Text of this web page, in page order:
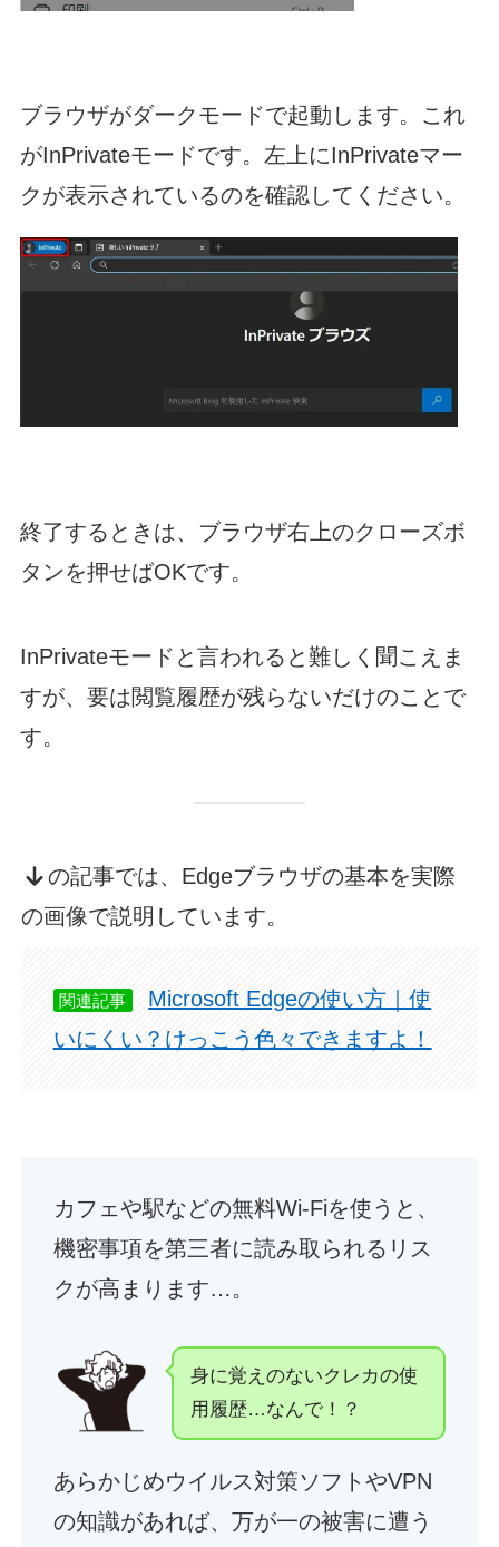
ブラウザがダークモードで起動します。これ
がInPrivateモードです。左上にInPrivateマー
クが表示されているのを確認してください。
終了するときは、ブラウザ右上のクローズボ
タンを押せばOKです。
InPrivateモードと言われると難しく聞こえま
すが、要は閲覧履歴が残らないだけのことで
す。
の記事では、Edgeブラウザの基本を実際
の画像で説明しています。
関連記事
Microsoft Edgeの使い方｜使
いにくい？けっこう色々できますよ！
カフェや駅などの無料Wi-Fiを使うと、
機密事項を第三者に読み取られるリス
クが高まります…。
身に覚えのないクレカの使
用履歴…なんで！？
あらかじめウイルス対策ソフトやVPN
の知識があれば、万が一の被害に遭う